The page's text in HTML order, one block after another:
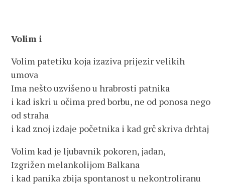
Volim i
Volim patetiku koja izaziva prijezir velikih
umova
Ima nešto uzvišeno u hrabrosti patnika
i kad iskri u očima pred borbu, ne od ponosa nego
od straha
i kad znoj izdaje početnika i kad grč skriva drhtaj
Volim kad je ljubavnik pokoren, jadan,
Izgrižen melankolijom Balkana
i kad panika zbija spontanost u nekontroliranu